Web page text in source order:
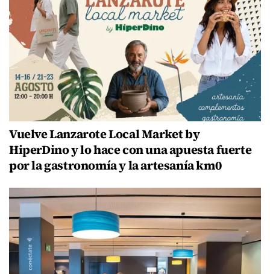
Vuelve Lanzarote Local Market by
HiperDino y lo hace con una apuesta fuerte
por la gastronomía y la artesanía km0